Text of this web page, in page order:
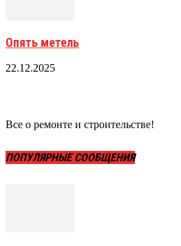
Опять метель
22.12.2025
Все о ремонте и строительстве!
ПОПУЛЯРНЫЕ СООБЩЕНИЯ